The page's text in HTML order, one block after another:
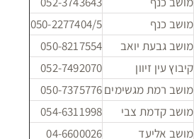
מושב כנף
050-2277404/5
מושב גבעת יואב
050-8217554
קיבוץ עין זיוון
052-7492070
מושב רמת מגשימים050-7375776
מושב קדמת צבי
054-6311998
מושב אליעד
04-6600026